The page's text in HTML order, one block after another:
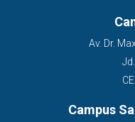
Av. Dr.
Campus